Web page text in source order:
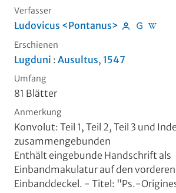
Verfasser
Ludovicus <Pontanus>
Erschienen
Lugduni : Ausultus, 1547
Umfang
81 Blätter
Anmerkung
Konvolut: Teil 1, Teil 2, Teil 3 und
zusammengebunden
Enthält eingebunde Handschrift als
Einbandmakulatur auf den
Einbanddeckel. - Titel: "Ps.-